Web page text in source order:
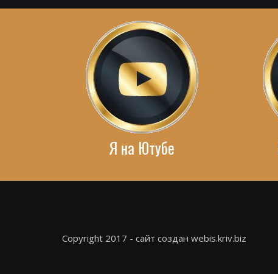
Я на Ютубе
Copyright 2017 - сайт создан webis.kriv.biz